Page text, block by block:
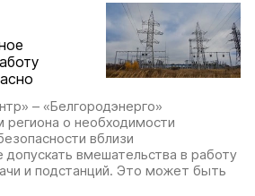
– «Белгородэнерго»
о необходимости
вблизи
допускать вмешательства в работу
и подстанций. Это может быть